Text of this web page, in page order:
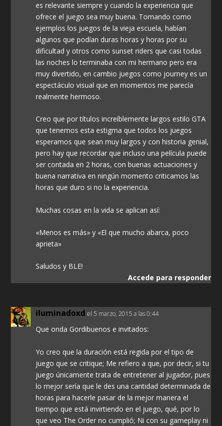
es relevante siempre y cuando la experiencia que
ofrece el juego sea muy buena. Tomando como
ejemplos los juegos de la vieja escuela, habían
algunos que podían duras horas y horas por su
dificultad y otros como sunset riders que casi todas
las noches lo terminaba con mi hermano pero era
muy divertido, en cambio juegos como journey es un
espectáculo visual que en momentos me parecía
realmente hermoso.
Creo que por títulos increíblemente largos estilo GTA
que tenemos esta estigma que todos los juegos
esperamos que sean muy largos y con historia genial,
pero hay que recordar que incluso una película puede
ser contada en 2 horas, con buenas actuaciones y
buena narrativa en ningún momento criticamos las
horas que duro si no la experiencia.
Muchas cosas en la vida se aplican así:
«Menos es más» y «El que mucho abarca, poco
aprieta»
Saludos y BLE!
Accede para responder
iluminadoxd el 5 marzo, 2015 a las 0:44
Que onda Gordibuenos e invitados:
Yo creo que la duración está regida por el tipo de
juego que se critique; Me refiero a que, por decir, si tu
juego únicamente trata de entretener al jugador, pues
lo mejor sería que le des una cantidad determinada de
horas para hacerle pasar de la mejor manera el
tiempo que está invirtiendo en el juego, qué, por lo
que veo The Order no cumplió; Ni con su gameplay ni